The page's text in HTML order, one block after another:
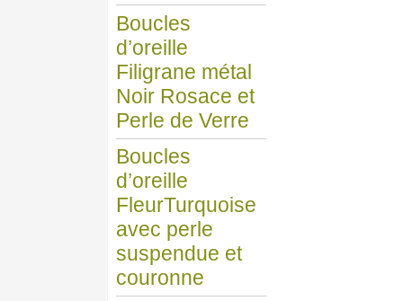
Boucles
d’oreille
Filigrane métal
Noir Rosace et
Perle de Verre
Boucles
d’oreille
FleurTurquoise
avec perle
suspendue et
couronne